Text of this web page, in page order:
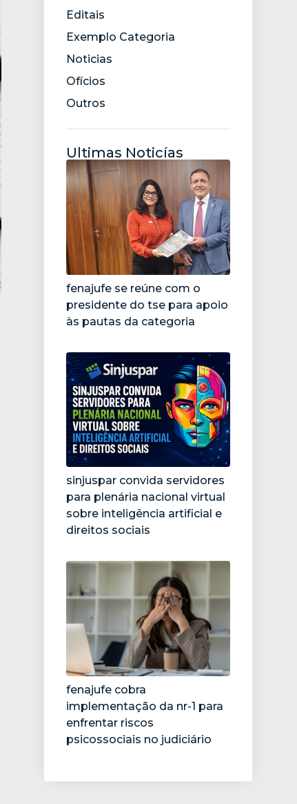
Editais
Exemplo Categoria
Noticias
Ofícios
Outros
Ultimas Noticías
fenajufe se reúne com o
presidente do tse para apoio
às pautas da categoria
sinjuspar convida servidores
para plenária nacional virtual
sobre inteligência artificial e
direitos sociais
fenajufe cobra
implementação da nr-1 para
enfrentar riscos
psicossociais no judiciário